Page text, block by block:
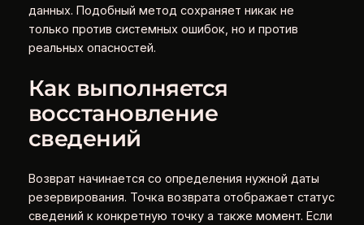
данных. Подобный метод сохраняет никак не
только против системных ошибок, но и против
реальных опасностей.
Как выполняется
восстановление
сведений
Возврат начинается со определения нужной даты
резервирования. Точка возврата отображает статус
сведений к конкретную точку а также момент. Если